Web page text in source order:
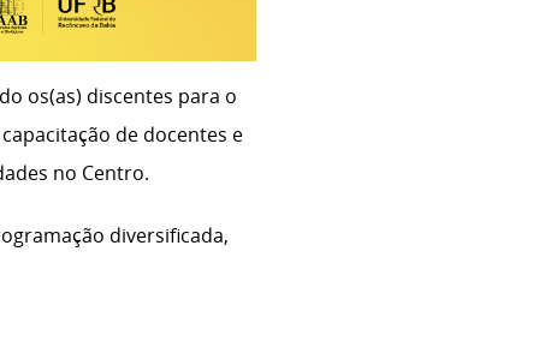
os(as) discentes para o
de docentes e
no Centro.
diversificada,